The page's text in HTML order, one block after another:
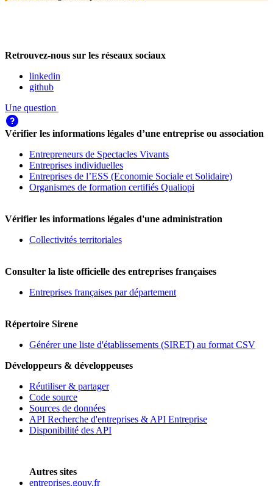
Retrouvez-nous sur les réseaux sociaux
linkedin
github
Une question
Vérifier les informations légales d’une entreprise ou association
Entrepreneurs de Spectacles Vivants
Entreprises individuelles
Entreprises de l’ESS (Economie Sociale et Solidaire)
Organismes de formation certifiés Qualiopi
Vérifier les informations légales d'une administration
Collectivités territoriales
Consulter la liste officielle des entreprises françaises
Entreprises françaises par département
Répertoire Sirene
Générer une liste d'établissements (SIRET) au format CSV
Développeurs & développeuses
Réutiliser & partager
Code source
Sources de données
API Recherche d'entreprises & API Entreprise
Disponibilité des API
Autres sites
entreprises.gouv.fr